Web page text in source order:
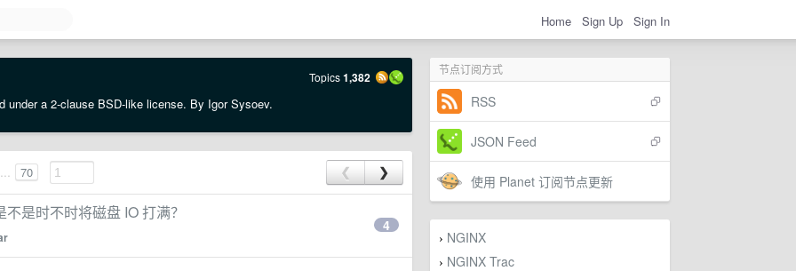
Home Sign Up Sign In
节点订阅方式
RSS
JSON Feed
使用 Planet 订阅节点更新
› NGINX
› NGINX Trac
Topics1,382
under a 2-clause BSD-like license. By Igor Sysoev.
70 ❮ ❯
是时不时将磁盘 IO 打满？
4